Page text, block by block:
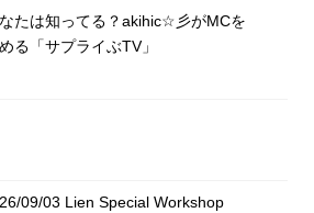
たは知ってる？akihic☆彡がMCを
る「サプライぶTV」
09/03 Lien Special Workshop